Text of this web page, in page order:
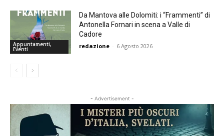
Appuntamenti,
Eventi
Da Mantova alle Dolomiti: i “Frammenti” di
Antonella Fornari in scena a Valle di
Cadore
redazione - 6 Agosto 2026
- Advertisement -